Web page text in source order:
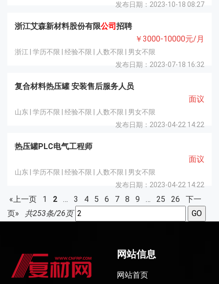
发布日期：2023-10-18 08:27
浙江艾森新材料股份有限公司招聘
￥3000-10000元/月
浙江 | 学历不限 | 经验不限 | 人数不限 | 男女不限
发布日期：2023-07-18 16:32
复合材料热压罐 安装售后服务人员
面议
山东 | 学历不限 | 经验不限 | 人数不限 | 男女不限
发布日期：2023-04-22 14:22
热压罐PLC电气工程师
面议
山东 | 学历不限 | 经验不限 | 人数不限 | 男女不限
发布日期：2023-04-22 14:22
«上一页 1 2 … 3 4 5 6 7 8 9 … 25 26
下一
页»
共253条/26页
网站信息
网站首页